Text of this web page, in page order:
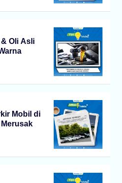
Oli Asli
Mobil di